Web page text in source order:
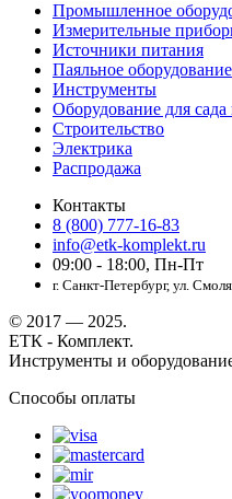
Промышленное
Измерительные
Источники питания
Паяльное оборудование
Инструменты
Оборудование для сада
Строительство
Электрика
Распродажа
Контакты
8 (800) 777-16-83
info@etk-komplekt.ru
09:00 - 18:00, Пн-Пт
г. Санкт-Петербург, ул.
© 2017 — 2025.
ЕТК - Комплект.
Инструменты и
Способы оплаты